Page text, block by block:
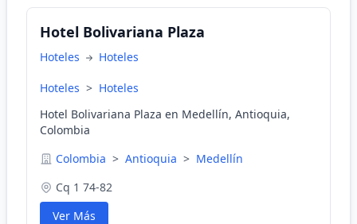
Hotel Bolivariana Plaza
Hoteles Hoteles
Hoteles > Hoteles
Hotel Bolivariana Plaza en Medellín, Antioquia,
Colombia
Colombia > Antioquia > Medellín
Cq 1 74-82
Ver Más